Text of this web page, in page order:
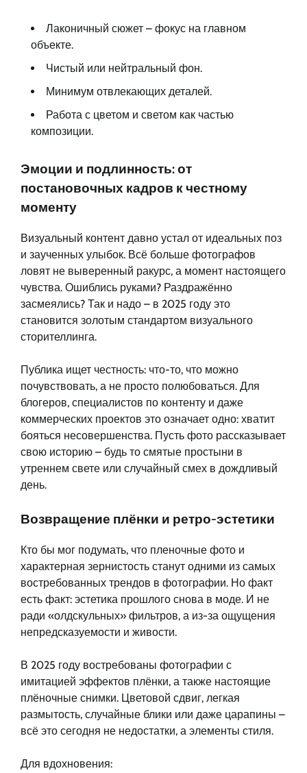
Лаконичный сюжет – фокус на главном
объекте.
Чистый или нейтральный фон.
Минимум отвлекающих деталей.
Работа с цветом и светом как частью
композиции.
Эмоции и подлинность: от
постановочных кадров к честному
моменту
Визуальный контент давно устал от идеальных поз
и заученных улыбок. Всё больше фотографов
ловят не выверенный ракурс, а момент настоящего
чувства. Ошиблись руками? Раздражённо
засмеялись? Так и надо – в 2025 году это
становится золотым стандартом визуального
сторителлинга.
Публика ищет честность: что-то, что можно
почувствовать, а не просто полюбоваться. Для
блогеров, специалистов по контенту и даже
коммерческих проектов это означает одно: хватит
бояться несовершенства. Пусть фото рассказывает
свою историю – будь то смятые простыни в
утреннем свете или случайный смех в дождливый
день.
Возвращение плёнки и ретро-эстетики
Кто бы мог подумать, что пленочные фото и
характерная зернистость станут одними из самых
востребованных трендов в фотографии. Но факт
есть факт: эстетика прошлого снова в моде. И не
ради «олдскульных» фильтров, а из-за ощущения
непредсказуемости и живости.
В 2025 году востребованы фотографии с
имитацией эффектов плёнки, а также настоящие
плёночные снимки. Цветовой сдвиг, легкая
размытость, случайные блики или даже царапины –
всё это сегодня не недостатки, а элементы стиля.
Для вдохновения: